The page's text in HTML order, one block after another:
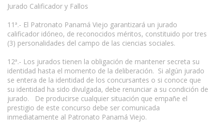
Jurado Calificador y Fallos
11ª.- El Patronato Panamá Viejo garantizará un jurado
calificador idóneo, de reconocidos méritos, constituido por tres
(3) personalidades del campo de las ciencias sociales.
12ª.- Los jurados tienen la obligación de mantener secreta su
identidad hasta el momento de la deliberación. Si algún jurado
se entera de la identidad de los concursantes o si conoce que
su identidad ha sido divulgada, debe renunciar a su condición de
jurado. De producirse cualquier situación que empañe el
prestigio de este concurso debe ser comunicada
inmediatamente al Patronato Panamá Viejo.